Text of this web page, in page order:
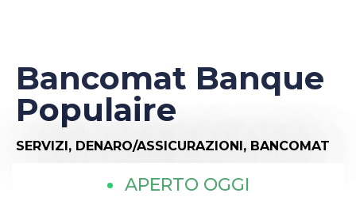
Bancomat Banque
Populaire
SERVIZI, DENARO/ASSICURAZIONI, BANCOMAT
APERTO OGGI